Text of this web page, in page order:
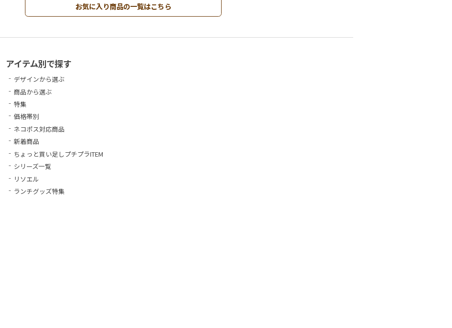
お気に入り商品の一覧はこちら
アイテム別で探す
デザインから選ぶ
商品から選ぶ
特集
価格帯別
ネコポス対応商品
新着商品
ちょっと買い足しプチプラITEM
シリーズ一覧
リソエル
ランチグッズ特集